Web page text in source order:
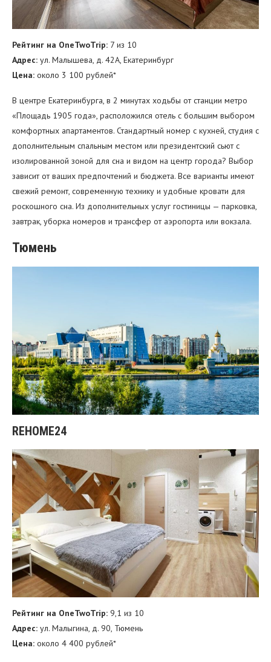
Рейтинг на OneTwoTrip: 7 из 10
Адрес: ул. Малышева, д. 42А, Екатеринбург
Цена: около 3 100 рублей*
В центре Екатеринбурга, в 2 минутах ходьбы от станции метро
«Площадь 1905 года», расположился отель с большим выбором
комфортных апартаментов. Стандартный номер с кухней, студия с
дополнительным спальным местом или президентский сьют с
изолированной зоной для сна и видом на центр города? Выбор
зависит от ваших предпочтений и бюджета. Все варианты имеют
свежий ремонт, современную технику и удобные кровати для
роскошного сна. Из дополнительных услуг гостиницы — парковка,
завтрак, уборка номеров и трансфер от аэропорта или вокзала.
Тюмень
REHOME24
Рейтинг на OneTwoTrip: 9,1 из 10
Адрес: ул. Малыгина, д. 90, Тюмень
Цена: около 4 400 рублей*